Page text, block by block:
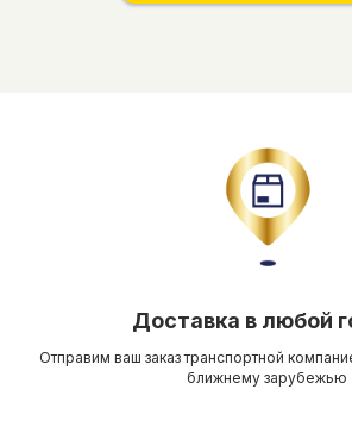
Доставка в любой
Отправим ваш заказ транспортной
ближнему зарубежью